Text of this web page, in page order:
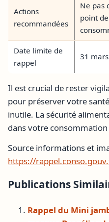
Actions
recommandées
Ne pas
point
Date limite de
rappel
31
Il est crucial de rester
pour préserver votre
inutile. La sécurité
dans votre
Source informations et
https://
Publications
Rappel du Mini